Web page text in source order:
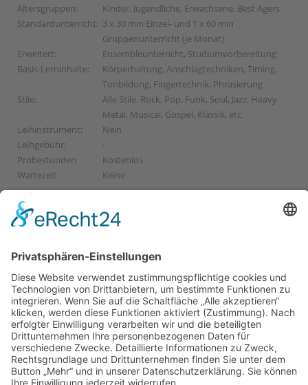
Altersgruppen:
Kinder, Jugendliche, Erwachsene, Best Agers
Standardunterricht: 3 x 30 min Einzel- und 1 x 60 min
Gruppenunterricht (je Monat)
Erweitert:
Ensembleunterricht, Studiumvorbereitung
Basis-Lerninhalte:
Körperhaltung, Anschlagtechniken, Timing,
Tonbildung, Fingertechnik, Phrasierung
Stile:
Alle Stile. Rock, Pop, Funk, Soul, Jazz, Heavy
Metal, Musical, Gospel, Klassik, etc.
Leihinstrument:
Nein
Leihgebühr:
-
Probestunden
Kostenlos
Wartezeit
Keine
PROBESTUNDE VEREINBAREN
Ganz unverbindlich